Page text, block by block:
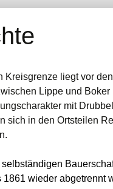
2011
2017
Archiv
seit
Regenten seit
Kreisgrenze liegt vor
Lippe und
mit
sich in den Ortsteilen
1861 wieder abgetrennt